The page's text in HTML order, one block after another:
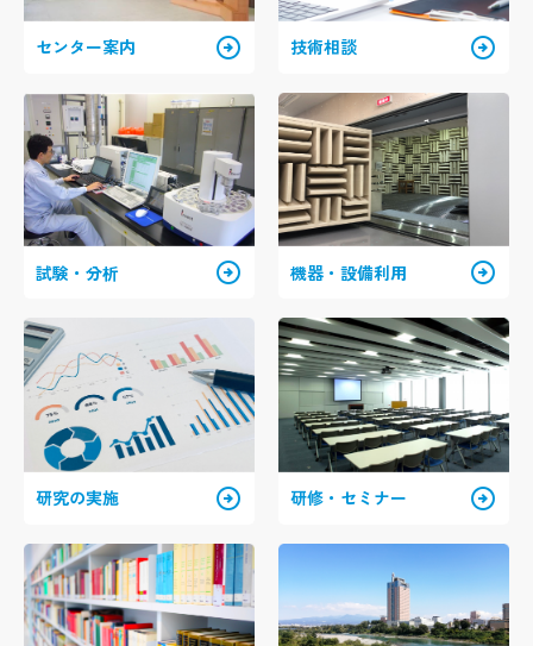
センター案内 arrow_circle_right 技術相談 arrow_circle_right
試験・分析 arrow_circle_right 機器・設備利用 arrow_circle_right
研究の実施 arrow_circle_right 研修・セミナー arrow_circle_right